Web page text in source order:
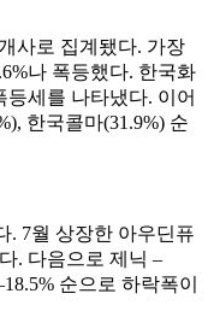
사로 집계됐다. 가장
나 폭등했다. 한국화
등세를 나타냈다. 이어
한국콜마(31.9%) 순
. 7월 상장한 아우딘퓨
. 다음으로 제닉 –
순으로 하락폭이